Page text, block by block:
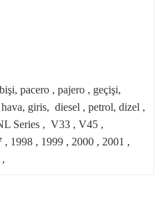
pacero , pajero , geçişi,
giris, diesel , petrol, dizel ,
Series , V33 , V45 ,
1998 , 1999 , 2000 , 2001 ,